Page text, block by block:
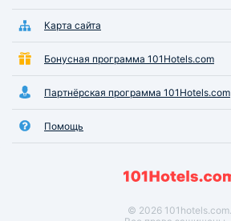
Карта сайта
Бонусная программа 101Hotels.com
Партнёрская программа 101Hotels.com
Помощь
© 2026 101hotels.com.